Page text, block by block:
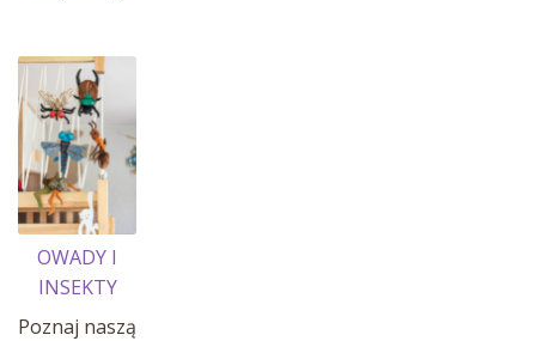
OWADY I
INSEKTY
Poznaj naszą